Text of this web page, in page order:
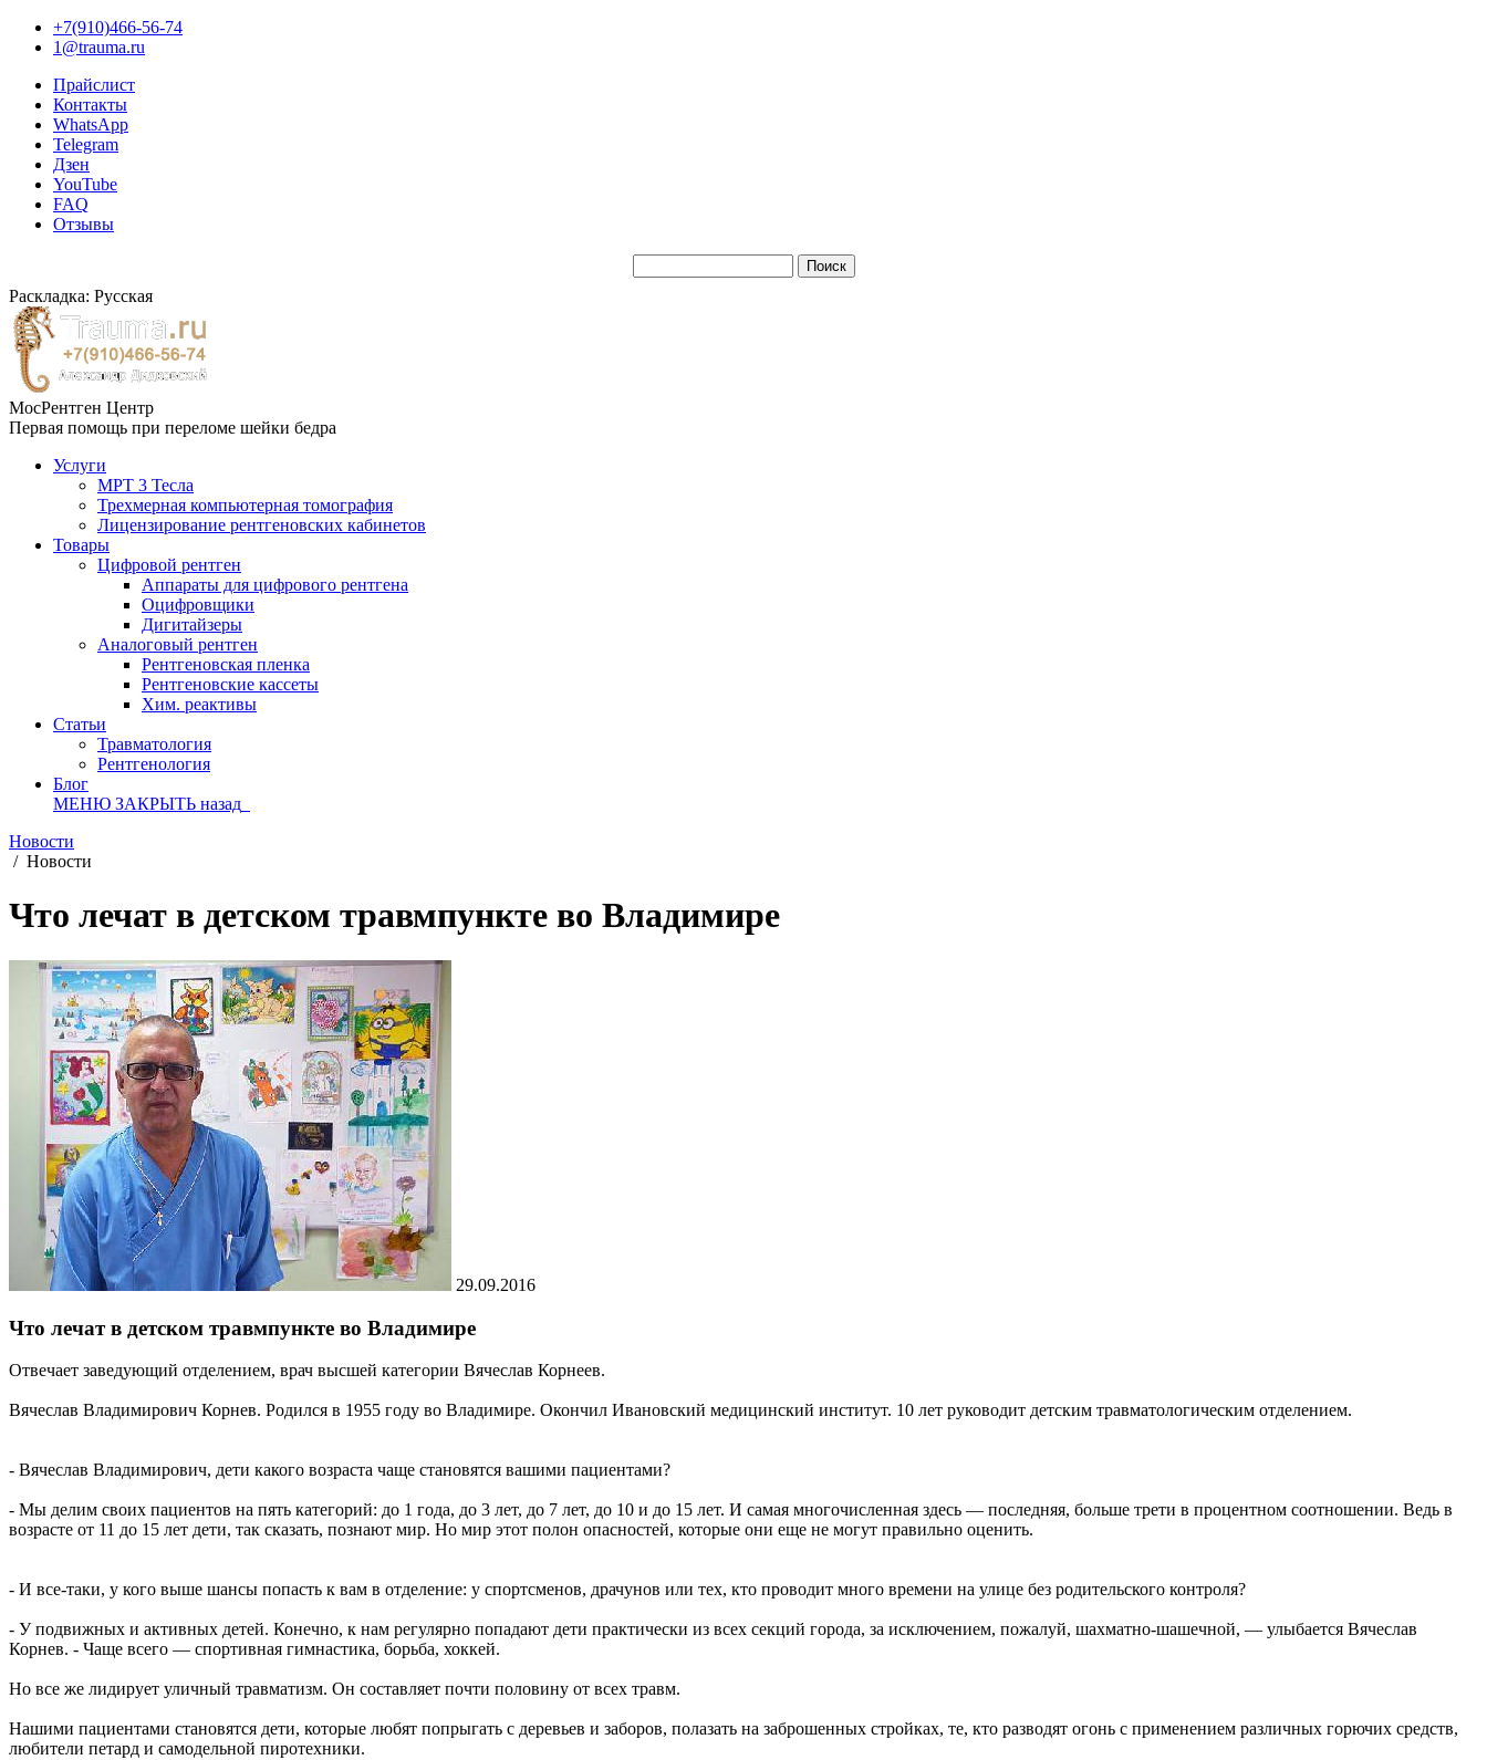
+7(910)466-56-74
1@trauma.ru
Прайслист
Контакты
WhatsApp
Telegram
Дзен
YouTube
FAQ
Отзывы
Раскладка: Русская
МосРентген Центр
Первая помощь при переломе шейки бедра
Услуги
МРТ 3 Тесла
Трехмерная компьютерная томография
Лицензирование рентгеновских кабинетов
Товары
Цифровой рентген
Аппараты для цифрового рентгена
Оцифровщики
Дигитайзеры
Аналоговый рентген
Рентгеновская пленка
Рентгеновские кассеты
Хим. реактивы
Статьи
Травматология
Рентгенология
Блог
МЕНЮ ЗАКРЫТЬ назад
Новости
/ Новости
Что лечат в детском травмпункте во Владимире
29.09.2016
Что лечат в детском травмпункте во Владимире
Отвечает заведующий отделением, врач высшей категории Вячеслав Корнеев.
Вячеслав Владимирович Корнев. Родился в 1955 году во Владимире. Окончил Ивановский медицинский институт. 10 лет руководит детским травматологическим отделением.
- Вячеслав Владимирович, дети какого возраста чаще становятся вашими пациентами?
- Мы делим своих пациентов на пять категорий: до 1 года, до 3 лет, до 7 лет, до 10 и до 15 лет. И самая многочисленная здесь — последняя, больше трети в процентном соотношении. Ведь в
возрасте от 11 до 15 лет дети, так сказать, познают мир. Но мир этот полон опасностей, которые они еще не могут правильно оценить.
- И все-таки, у кого выше шансы попасть к вам в отделение: у спортсменов, драчунов или тех, кто проводит много времени на улице без родительского контроля?
- У подвижных и активных детей. Конечно, к нам регулярно попадают дети практически из всех секций города, за исключением, пожалуй, шахматно-шашечной, — улыбается Вячеслав
Корнев. - Чаще всего — спортивная гимнастика, борьба, хоккей.
Но все же лидирует уличный травматизм. Он составляет почти половину от всех травм.
Нашими пациентами становятся дети, которые любят попрыгать с деревьев и заборов, полазать на заброшенных стройках, те, кто разводят огонь с применением различных горючих средств,
любители петард и самодельной пиротехники.